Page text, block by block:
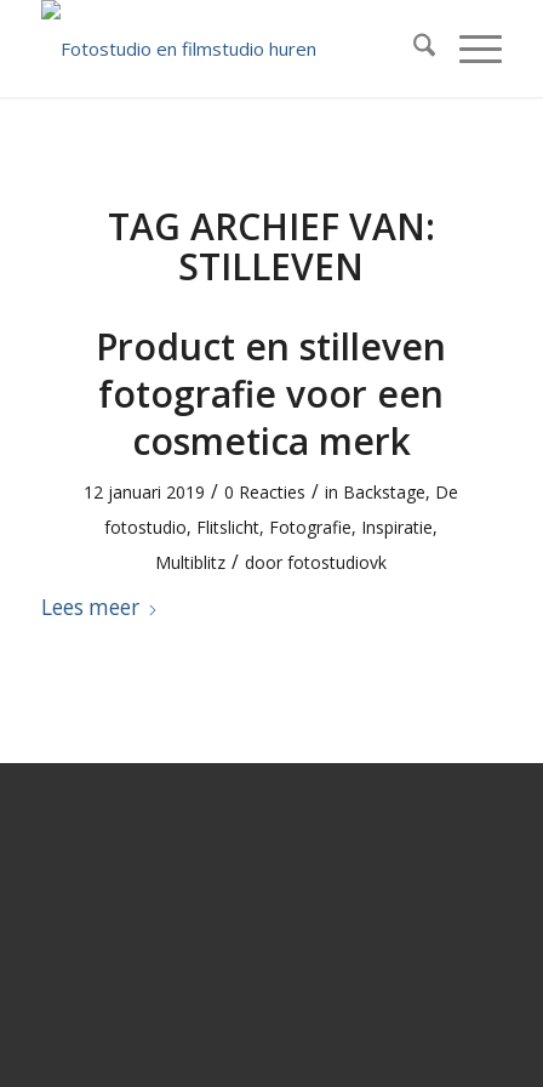
TAG ARCHIEF VAN:
STILLEVEN
Product en stilleven
fotografie voor een
cosmetica merk
12 januari 2019 / 0 Reacties / in Backstage, De
fotostudio, Flitslicht, Fotografie, Inspiratie,
Multiblitz / doorfotostudiovk
Lees meer